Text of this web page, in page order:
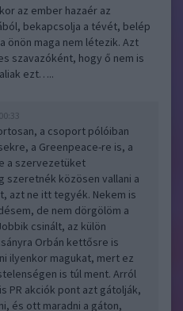
az ember hazaér az
bekapcsolja a tévét, belép
önön maga nem létezik. Azt
szavazóként, hogy ő nem is
ezt…..
a csoport pólóiban
a Greenpeace-re is, a
a szervezetüket
szeretnék közösen vallani a
azt ne itt tegyék. Nekem is
de nem dörgölöm a
csinált, az külön
Orbán kettősre is
ilyenkor magukat, mert ez
is túl ment. Arról
PR akciók pont azt gátolják,
és ott maradni a gáton,